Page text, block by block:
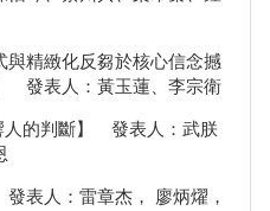
與精緻化反芻於核心信念撼
發表人：黃玉蓮、李宗衛
人的判斷】 發表人：武朕
表人：雷章杰， 廖炳燿，